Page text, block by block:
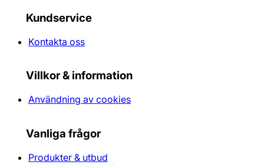
Kundservice
Kontakta oss
Villkor & information
Användning av cookies
Vanliga frågor
Produkter & utbud